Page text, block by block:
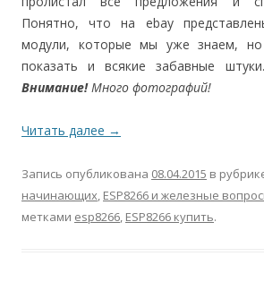
Понятно, что на ebay
модули, которые мы уже знаем,
показать и всякие забавные
Внимание!Много фотографий!
Читать далее →
Запись опубликована 08.04.2015 в
начинающих, ESP8266 и железные
метками esp8266, ESP8266 купить.